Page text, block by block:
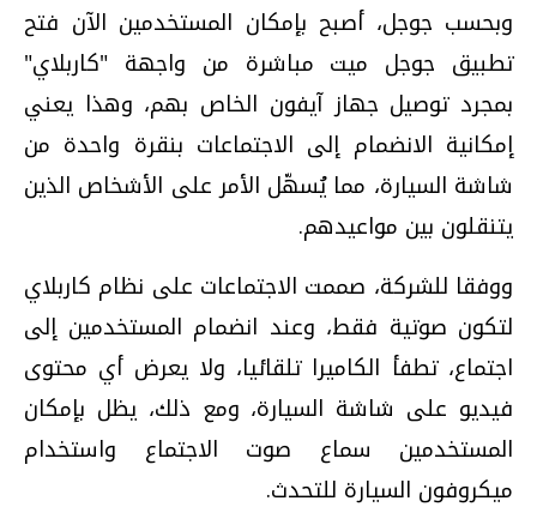
وبحسب جوجل، أصبح بإمكان المستخدمين الآن فتح
تطبيق جوجل ميت مباشرة من واجهة "كاربلاي"
بمجرد توصيل جهاز آيفون الخاص بهم، وهذا يعني
إمكانية الانضمام إلى الاجتماعات بنقرة واحدة من
شاشة السيارة، مما يُسهّل الأمر على الأشخاص الذين
يتنقلون بين مواعيدهم.
ووفقا للشركة، صممت الاجتماعات على نظام كاربلاي
لتكون صوتية فقط، وعند انضمام المستخدمين إلى
اجتماع، تطفأ الكاميرا تلقائيا، ولا يعرض أي محتوى
فيديو على شاشة السيارة، ومع ذلك، يظل بإمكان
المستخدمين سماع صوت الاجتماع واستخدام
ميكروفون السيارة للتحدث.